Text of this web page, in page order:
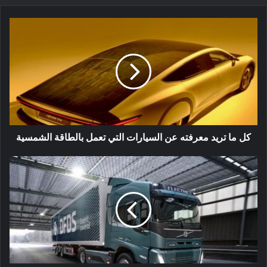
يستكشف رايت كلاً من خلايا وقود الهيدروجين وخلايا وقود الألومنيوم
، ويصف المزايا والعيوب النسبية لكليهما في ورقة بيضاء حديثة.
يقول جيفري إنجلر ، الرئيس التنفيذي لشركة Wright Electric:
“يطالب العملاء بخيارات أكثر نظافة ونريد أن نظهر أن هناك بديلًا”.
“ستعاني الطائرة المعدلة دائمًا من عيوب ولكنها في نفس الوقت
طائرة معتمدة.”
المصدر
تشغيل مخزون شحن EV
كل ما تريد معرفته عن السيارات التي تعمل بالطاقة الشمسية